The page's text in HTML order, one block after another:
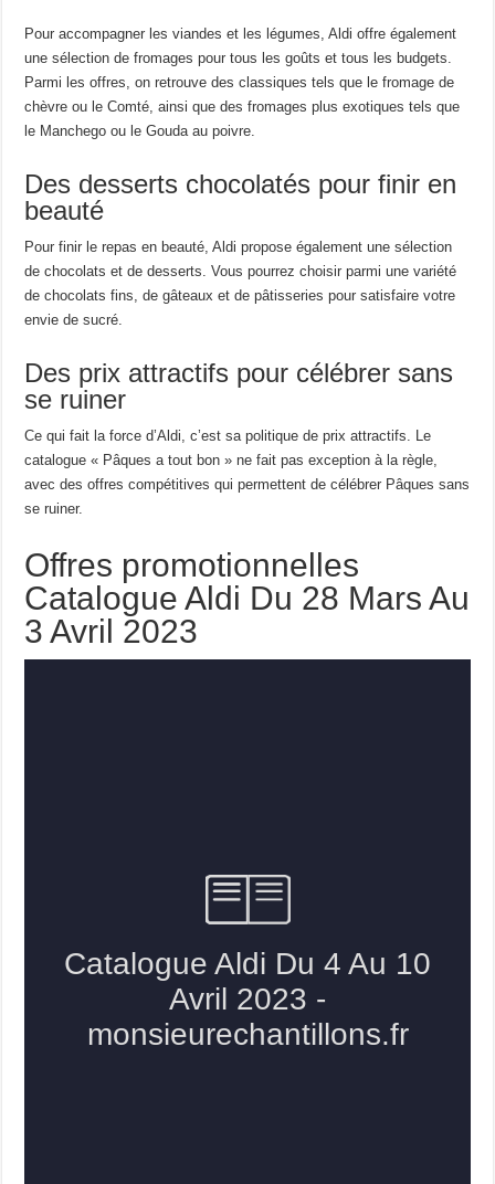
Pour accompagner les viandes et les légumes, Aldi offre également
une sélection de fromages pour tous les goûts et tous les budgets.
Parmi les offres, on retrouve des classiques tels que le fromage de
chèvre ou le Comté, ainsi que des fromages plus exotiques tels que
le Manchego ou le Gouda au poivre.
Des desserts chocolatés pour finir en
beauté
Pour finir le repas en beauté, Aldi propose également une sélection
de chocolats et de desserts. Vous pourrez choisir parmi une variété
de chocolats fins, de gâteaux et de pâtisseries pour satisfaire votre
envie de sucré.
Des prix attractifs pour célébrer sans
se ruiner
Ce qui fait la force d’Aldi, c’est sa politique de prix attractifs. Le
catalogue « Pâques a tout bon » ne fait pas exception à la règle,
avec des offres compétitives qui permettent de célébrer Pâques sans
se ruiner.
Offres promotionnelles
Catalogue Aldi Du 28 Mars Au
3 Avril 2023